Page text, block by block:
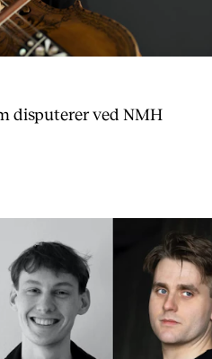
disputerer ved NMH